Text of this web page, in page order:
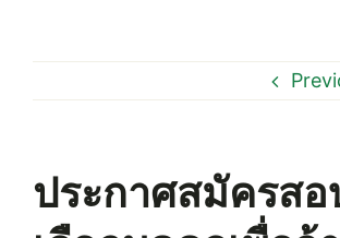
ประกาศสมัครส